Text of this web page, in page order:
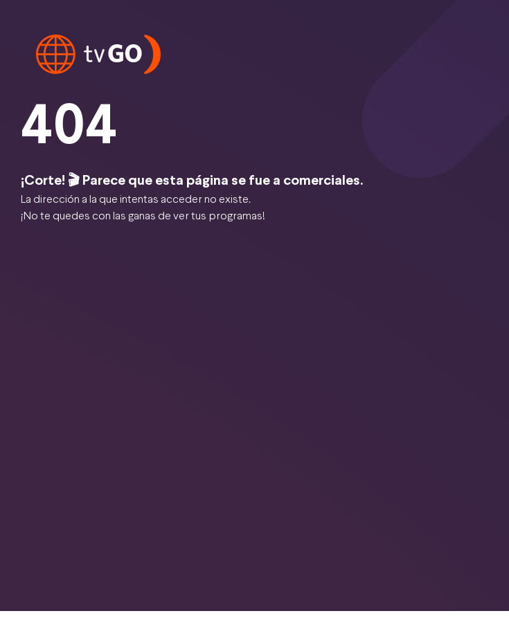
404
¡Corte! 🎬 Parece que esta página se fue a comerciales.
La dirección a la que intentas acceder no existe.
¡No te quedes con las ganas de ver tus programas!